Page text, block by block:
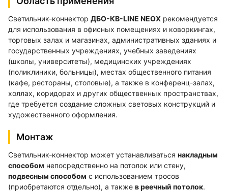
Светильник-коннектор ДБО-КВ-LINE NEOX рекомендуется
для использования в офисных помещениях и коворкингах,
торговых залах и магазинах, административных зданиях и
государственных учреждениях, учебных заведениях
(школы, университеты), медицинских учреждениях
(поликлиники, больницы), местах общественного питания
(кафе, рестораны, столовые), а также в конференц-залах,
холлах, коридорах и других общественных пространствах,
где требуется создание сложных световых конструкций и
художественного оформления.
Монтаж
Светильник-коннектор может устанавливаться накладным
способом непосредственно на потолок или стену,
подвесным способом с использованием тросов
(приобретаются отдельно), а также в реечный потолок.